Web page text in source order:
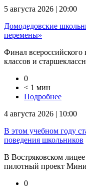
5 августа 2026 | 20:00
Домодедовские
перемены»
Финал всероссийского
классов и
0
< 1 мин
Подробнее
4 августа 2026 | 10:00
В этом учебном году
поведения школьников
В Востряковском
пилотный проект
0